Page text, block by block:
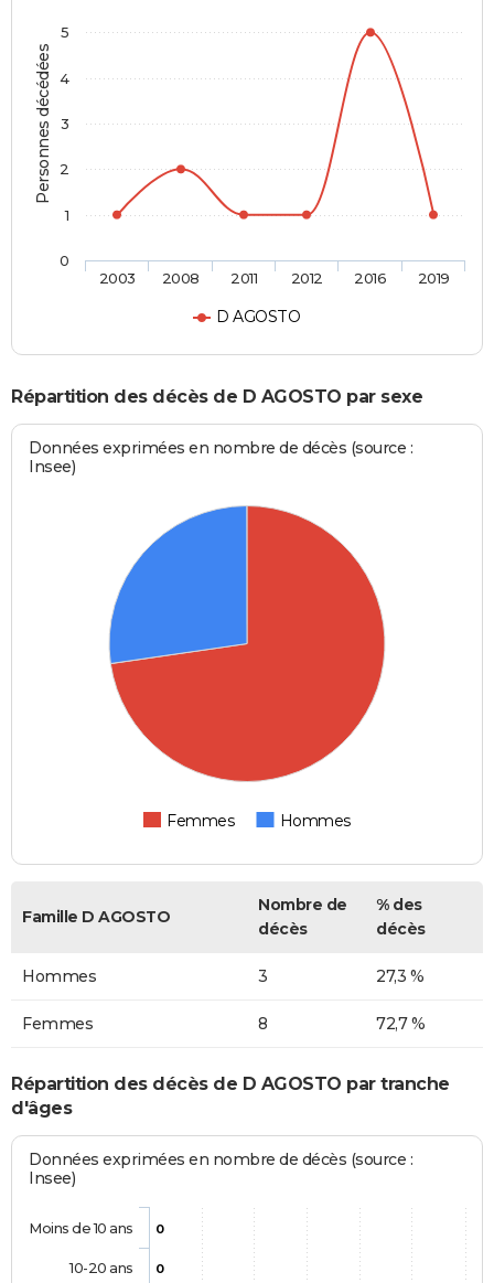
Personnes décédées
D AGOSTO
2003 2008 2011 2012 2016 2019
0
1
2
3
4
5
Répartition des décès de D AGOSTO par sexe
Données exprimées en nombre de décès (source :
Insee)
Femmes Hommes
Famille D AGOSTO
Nombre de
décès
% des
décès
Hommes 3 27,3 %
Femmes 8 72,7 %
Répartition des décès de D AGOSTO par tranche
d'âges
Données exprimées en nombre de décès (source :
Insee)
0
0
Moins de 10 ans
10-20 ans